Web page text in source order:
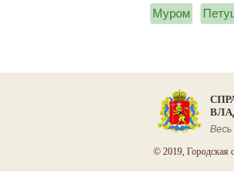
Муром
© 2019, Городская